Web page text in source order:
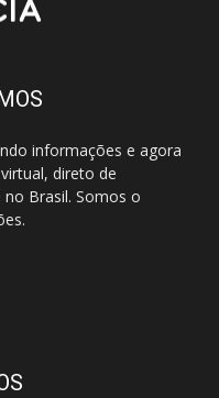
informações e agora
direto de
Brasil. Somos o